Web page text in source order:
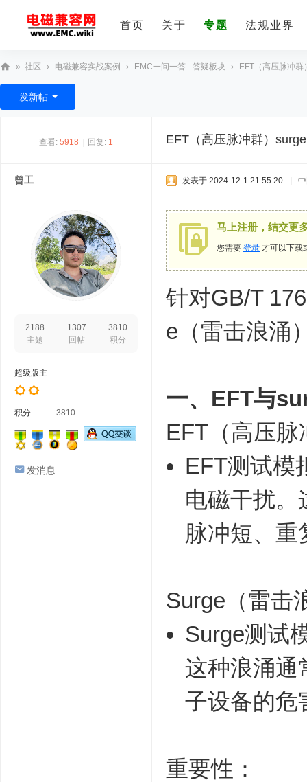
首页 关于 专题 法规业界
E
» 社区 › 电磁兼容实战案例 › EMC一问一答 - 答疑板块 › EFT（高压脉冲
发新帖
查看: 5918 回复: 1 EFT（高压脉冲群）
曾工
2188
主题
1307
回帖
3810
积分
超级版主
积分 3810
发消息
发表于 2024-12-1 21:55:20
马上注册，结交更
您需要 登录 才可以下载
针对GB/T
e（雷击浪涌
一、EFT与
EFT（高压
EFT测试模
电磁干扰。
脉冲短、重
Surge（雷击
Surge测试
这种浪涌通
子设备的危
重要性：